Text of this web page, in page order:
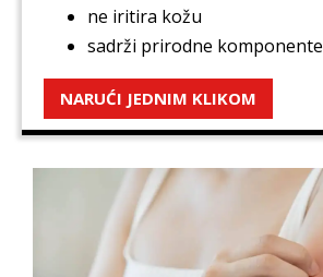
ne iritira kožu
sadrži prirodne komponente
NARUĆI JEDNIM KLIKOM